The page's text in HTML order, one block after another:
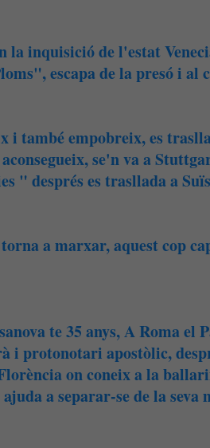
la inquisició de l'estat
escapa de la presó i al
i també empobreix, es
se'n va a
" després es trasllada a
a marxar, aquest cop
te 35 anys, A Roma el
i protonotari apostòlic,
on coneix a la
a separar-se de la seva